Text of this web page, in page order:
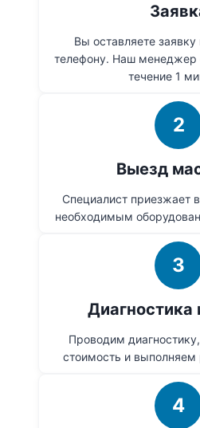
Вы оставляете заявку
телефону. Наш менеджер
течение 1
2
Выезд
Специалист приезжает
необходимым
3
Диагностика
Проводим
стоимость и выполняем
4